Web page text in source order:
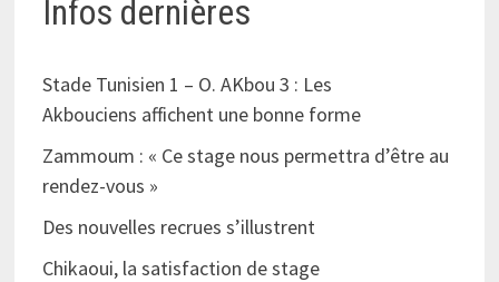
Infos dernières
Stade Tunisien 1 – O. AKbou 3 : Les
Akbouciens affichent une bonne forme
Zammoum : « Ce stage nous permettra d’être au
rendez-vous »
Des nouvelles recrues s’illustrent
Chikaoui, la satisfaction de stage